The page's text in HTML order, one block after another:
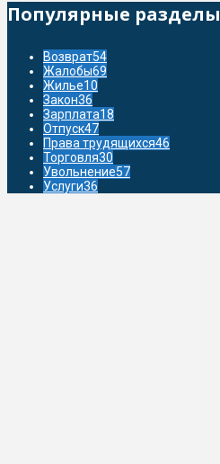
Популярные разделы
Возврат54
Жалобы69
Жилье10
Закон36
Зарплата18
Отпуск47
Права трудящихся46
Торговля30
Увольнение57
Услуги36